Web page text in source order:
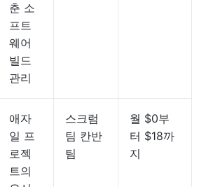
춘 소
프트
웨어
빌드
관리
애자
일 프
로젝
트의
스크럼
팀 칸반
팀
월 $0부
터 $18까
지